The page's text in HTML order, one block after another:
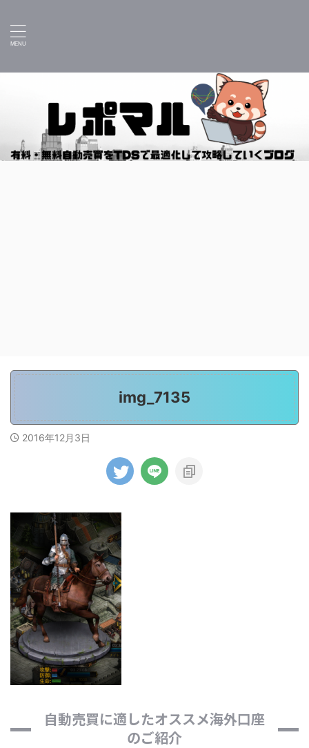
img_7135
2016年12月3日
自動売買に適したオススメ海外口座
のご紹介